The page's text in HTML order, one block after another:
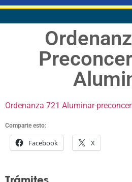
Ordenanza 721 Aluminar-
Comparte esto:
Facebook X